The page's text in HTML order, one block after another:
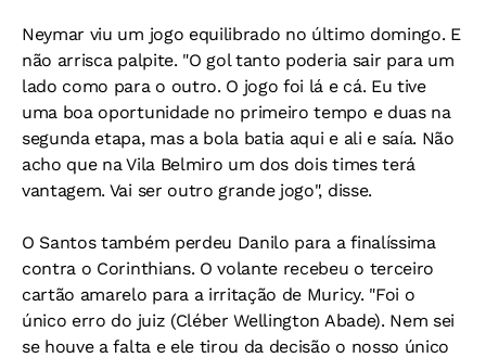
Neymar viu um jogo equilibrado no último domingo. E
não arrisca palpite. "O gol tanto poderia sair para um
lado como para o outro. O jogo foi lá e cá. Eu tive
uma boa oportunidade no primeiro tempo e duas na
segunda etapa, mas a bola batia aqui e ali e saía. Não
acho que na Vila Belmiro um dos dois times terá
vantagem. Vai ser outro grande jogo", disse.
O Santos também perdeu Danilo para a finalíssima
contra o Corinthians. O volante recebeu o terceiro
cartão amarelo para a irritação de Muricy. "Foi o
único erro do juiz (Cléber Wellington Abade). Nem sei
se houve a falta e ele tirou da decisão o nosso único